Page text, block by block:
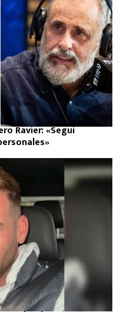
Ravier: «Seguí